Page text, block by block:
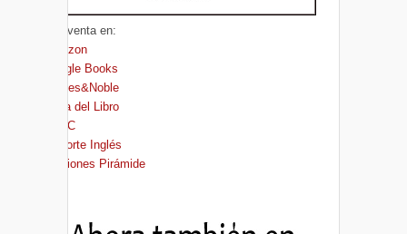
A la venta en:
Amazon
Google Books
Barnes&Noble
Casa del Libro
FNAC
El Corte Inglés
Ediciones Pirámide